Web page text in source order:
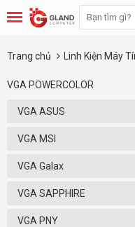
Trang chủ Linh Kiện Máy
VGA POWERCOLOR
VGA ASUS
VGA MSI
VGA Galax
VGA SAPPHIRE
VGA PNY